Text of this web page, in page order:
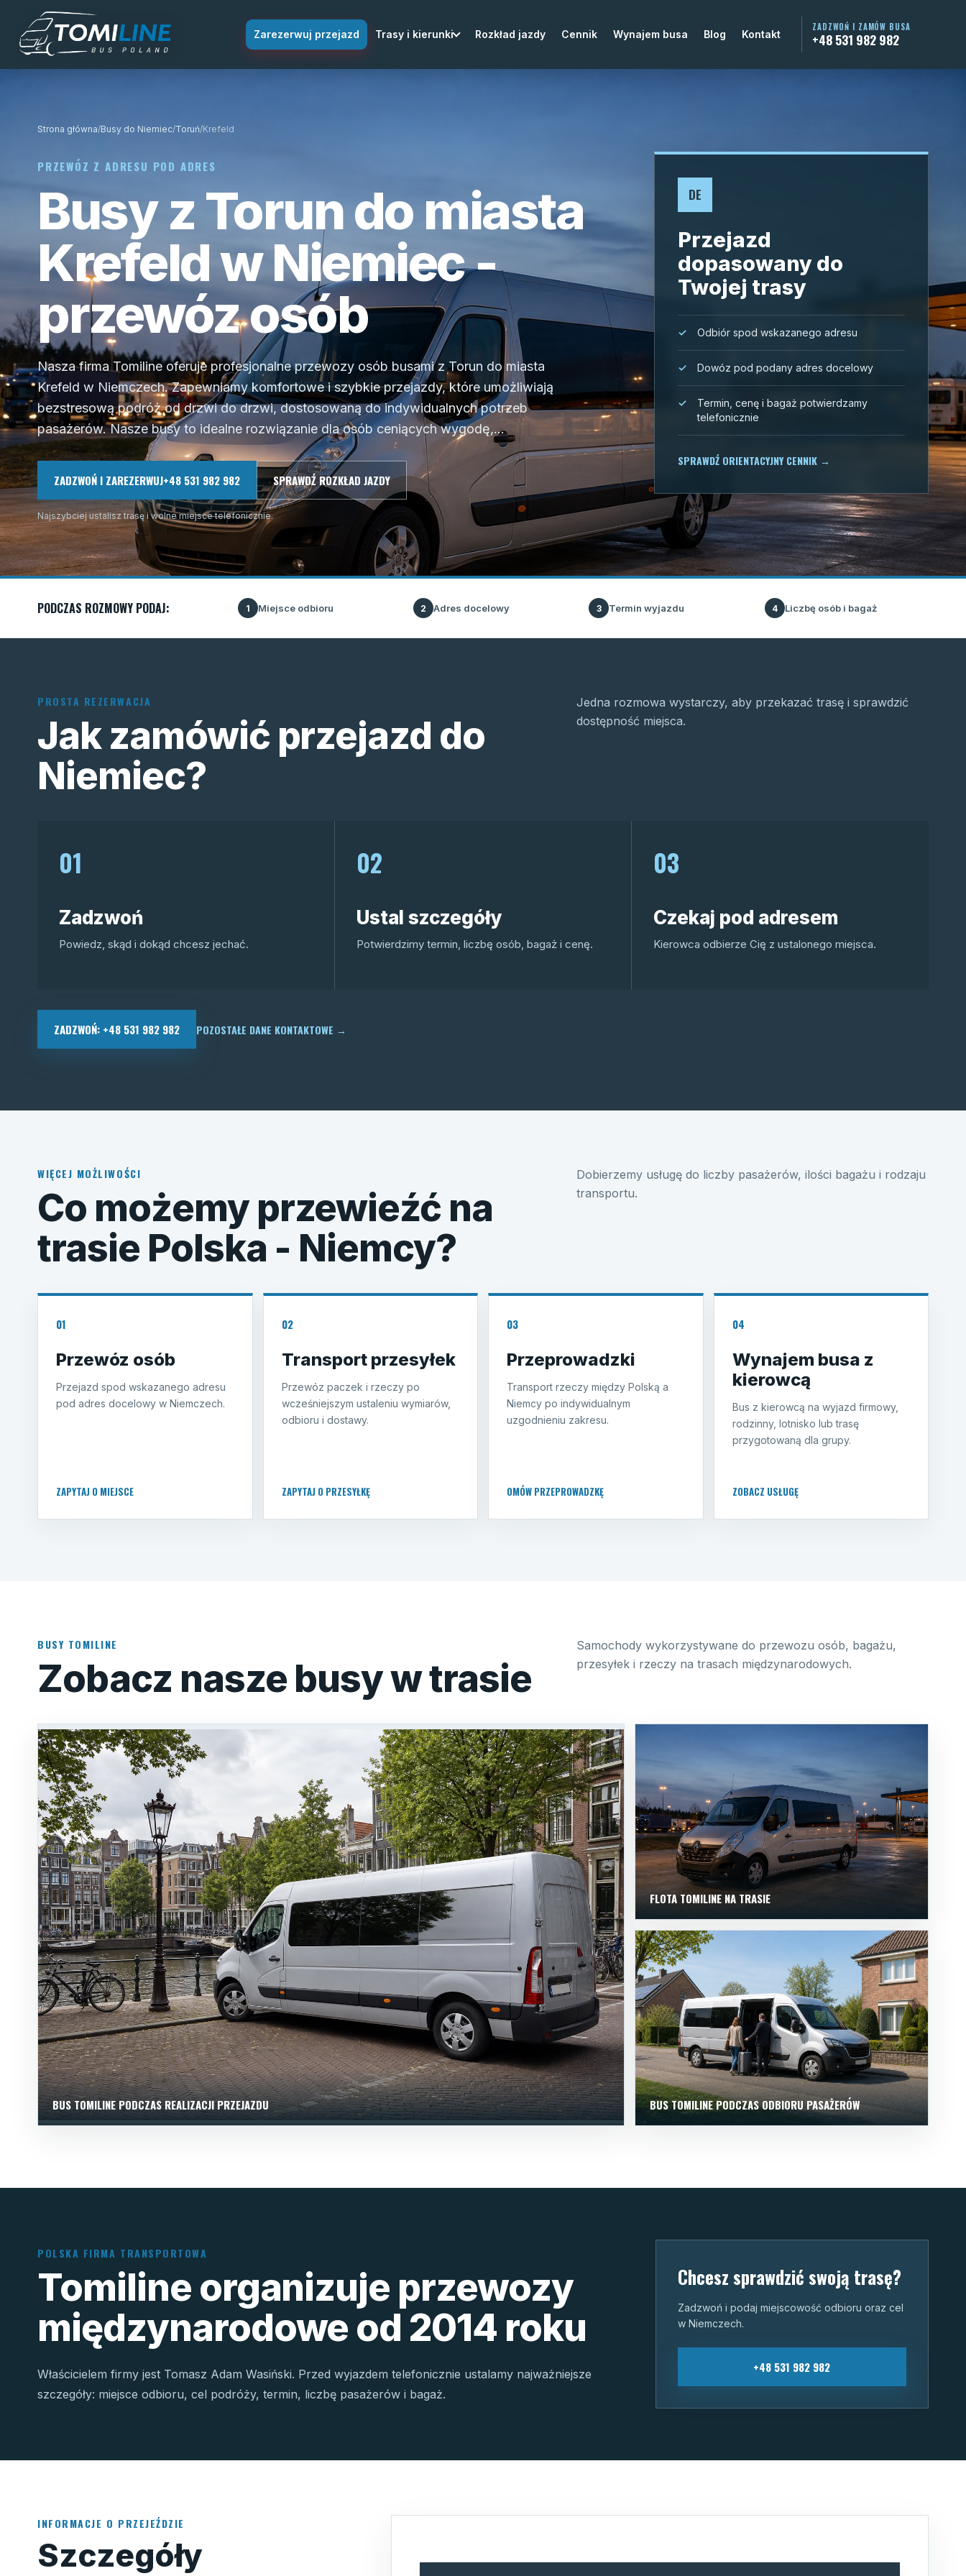
Przejdź do treści
Zarezerwuj przejazd Trasy i kierunki Rozkład jazdy Cennik Wynajem busa Blog Kontakt
ZADZWOŃ I ZAMÓW BUSA
+48 531 982 982
Strona główna/Busy do Niemiec/Toruń/Krefeld
PRZEWÓZ Z ADRESU POD ADRES
Busy z Torun do miasta
Krefeld w Niemiec -
przewóz osób
Nasza firma Tomiline oferuje profesjonalne przewozy osób busami z Torun do miasta
Krefeld w Niemczech. Zapewniamy komfortowe i szybkie przejazdy, które umożliwiają
bezstresową podróż od drzwi do drzwi, dostosowaną do indywidualnych potrzeb
pasażerów. Nasze busy to idealne rozwiązanie dla osób ceniących wygodę,...
ZADZWOŃ I ZAREZERWUJ+48 531 982 982 SPRAWDŹ ROZKŁAD JAZDY
Najszybciej ustalisz trasę i wolne miejsce telefonicznie.
DE
Przejazd
dopasowany do
Twojej trasy
Odbiór spod wskazanego adresu
Dowóz pod podany adres docelowy
Termin, cenę i bagaż potwierdzamy
telefonicznie
SPRAWDŹ ORIENTACYJNY CENNIK →
PODCZAS ROZMOWY PODAJ: 1 Miejsce odbioru 2 Adres docelowy 3 Termin wyjazdu 4 Liczbę osób i bagaż
PROSTA REZERWACJA
Jak zamówić przejazd do
Niemiec?
Jedna rozmowa wystarczy, aby przekazać trasę i sprawdzić
dostępność miejsca.
01
Zadzwoń
Powiedz, skąd i dokąd chcesz jechać.
02
Ustal szczegóły
Potwierdzimy termin, liczbę osób, bagaż i cenę.
03
Czekaj pod adresem
Kierowca odbierze Cię z ustalonego miejsca.
ZADZWOŃ: +48 531 982 982 POZOSTAŁE DANE KONTAKTOWE →
WIĘCEJ MOŻLIWOŚCI
Co możemy przewieźć na
trasie Polska - Niemcy?
Dobierzemy usługę do liczby pasażerów, ilości bagażu i rodzaju
transportu.
01
Przewóz osób
Przejazd spod wskazanego adresu
pod adres docelowy w Niemczech.
ZAPYTAJ O MIEJSCE
02
Transport przesyłek
Przewóz paczek i rzeczy po
wcześniejszym ustaleniu wymiarów,
odbioru i dostawy.
ZAPYTAJ O PRZESYŁKĘ
03
Przeprowadzki
Transport rzeczy między Polską a
Niemcy po indywidualnym
uzgodnieniu zakresu.
OMÓW PRZEPROWADZKĘ
04
Wynajem busa z
kierowcą
Bus z kierowcą na wyjazd firmowy,
rodzinny, lotnisko lub trasę
przygotowaną dla grupy.
ZOBACZ USŁUGĘ
BUSY TOMILINE
Zobacz nasze busy w trasie
Samochody wykorzystywane do przewozu osób, bagażu,
przesyłek i rzeczy na trasach międzynarodowych.
BUS TOMILINE PODCZAS REALIZACJI PRZEJAZDU
FLOTA TOMILINE NA TRASIE
BUS TOMILINE PODCZAS ODBIORU PASAŻERÓW
POLSKA FIRMA TRANSPORTOWA
Tomiline organizuje przewozy
międzynarodowe od 2014 roku
Właścicielem firmy jest Tomasz Adam Wasiński. Przed wyjazdem telefonicznie ustalamy najważniejsze
szczegóły: miejsce odbioru, cel podróży, termin, liczbę pasażerów i bagaż.
Chcesz sprawdzić swoją trasę?
Zadzwoń i podaj miejscowość odbioru oraz cel
w Niemczech.
+48 531 982 982
INFORMACJE O PRZEJEŹDZIE
Szczegóły